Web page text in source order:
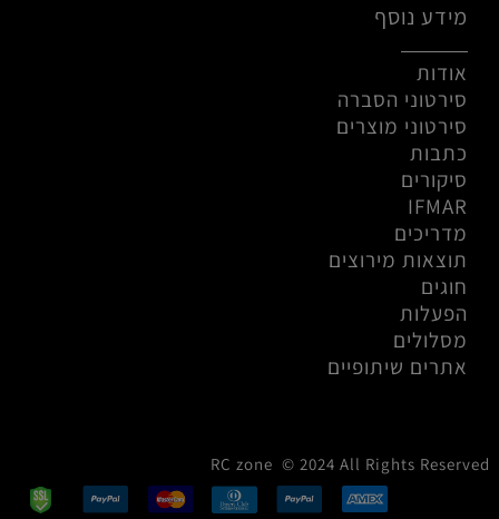
מידע נוסף
אודות
סירטוני הסברה
סירטוני מוצרים
כתבות
סיקורים
IFMAR
מדריכים
תוצאות מירוצים
חוגים
הפעלות
מסלולים
אתרים שיתופיים
RC zone © 2024 All Rights Reserved